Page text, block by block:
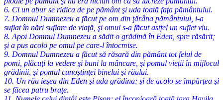
6. Ci un abur se ridica de pe pământ şi uda toată faţa pământului.
7. Domnul Dumnezeu a făcut pe om din ţărâna pământului, i-a
suflat în nări suflare de viaţă, şi omul s-a făcut astfel un suflet viu.
8. Apoi Domnul Dumnezeu a sădit o grădină în Eden, spre răsărit;
şi a pus acolo pe omul pe care-l întocmise.
9. Domnul Dumnezeu a făcut să răsară din pământ tot felul de
pomi, plăcuţi la vedere şi buni la mâncare, şi pomul vieţii în mijlocul
grădinii, şi pomul cunoştinţei binelui şi răului.
10. Un râu ieşea din Eden şi uda grădina; şi de acolo se împărţea şi
se făcea patru braţe.